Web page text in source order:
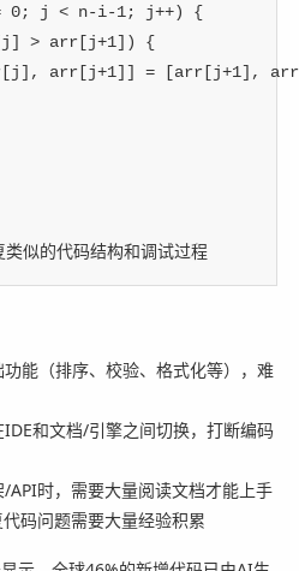
0; j < n-i-1; j++)
{
j] > arr[j+1] )
{
[j] , arr[j+1]] = [arr[j+1] , arr
似的代码结构和调试过程
能（排序、校验、格式化等），难
和文档/引擎之间切换，打断编码
API时，需要大量阅读文档才能上手
码问题需要大量经验积累